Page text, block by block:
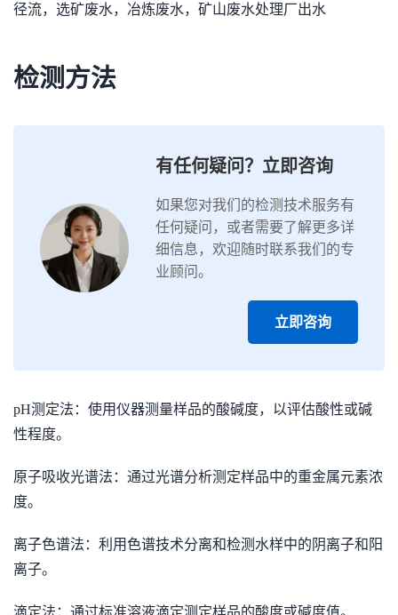
径流，选矿废水，冶炼废水，矿山废水处理厂出水
检测方法
有任何疑问？立即咨询
如果您对我们的检测技术服务有
任何疑问，或者需要了解更多详
细信息，欢迎随时联系我们的专
业顾问。
立即咨询
pH测定法：使用仪器测量样品的酸碱度，以评估酸性或碱
性程度。
原子吸收光谱法：通过光谱分析测定样品中的重金属元素浓
度。
离子色谱法：利用色谱技术分离和检测水样中的阴离子和阳
离子。
滴定法：通过标准溶液滴定测定样品的酸度或碱度值。